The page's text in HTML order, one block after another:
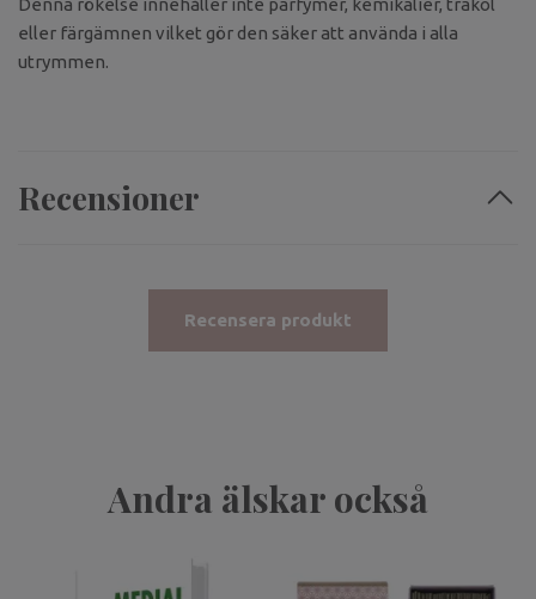
Denna rökelse innehåller inte parfymer, kemikalier, träkol
eller färgämnen vilket gör den säker att använda i alla
utrymmen.
Recensioner
Recensera produkt
Andra älskar också